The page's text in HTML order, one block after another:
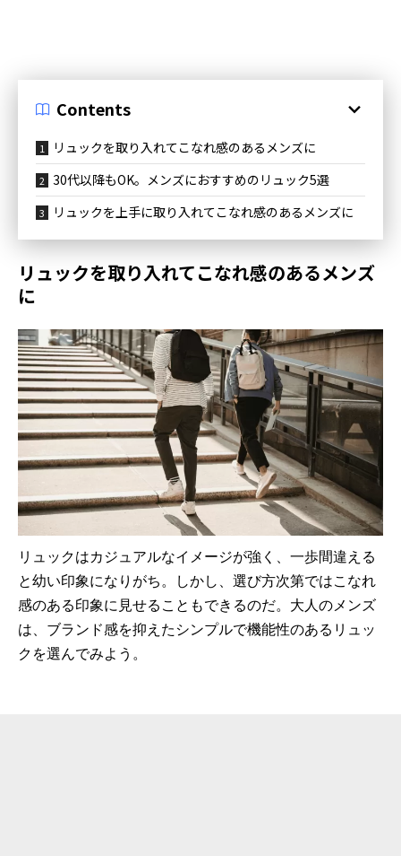
Contents
リュックを取り入れてこなれ感のあるメンズに
30代以降もOK。メンズにおすすめのリュック5選
リュックを上手に取り入れてこなれ感のあるメンズに
リュックを取り入れてこなれ感のあるメンズ
に
リュックはカジュアルなイメージが強く、一歩間違える
と幼い印象になりがち。しかし、選び方次第ではこなれ
感のある印象に見せることもできるのだ。大人のメンズ
は、ブランド感を抑えたシンプルで機能性のあるリュッ
クを選んでみよう。